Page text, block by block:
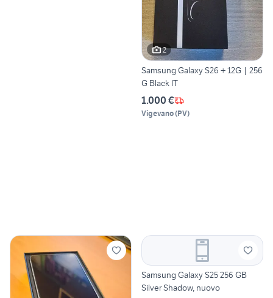
2
Samsung Galaxy S26 + 12G | 256
G Black IT
1.000 €
Vigevano(PV)
Samsung Galaxy S25 256 GB
Silver Shadow, nuovo